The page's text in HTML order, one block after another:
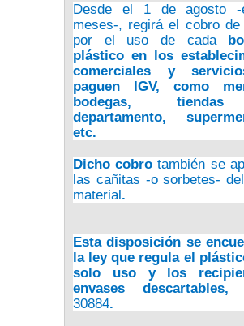
Desde el 1 de agosto -
meses-, regirá el cobro
por el uso de cada
plástico en los
comerciales y
paguen IGV, como
bodegas,
departamento,
etc.
Dicho cobro también se
las cañitas -o sorbetes-
material.
Esta disposición se
la ley que regula el
solo uso y los
envases descartables,
30884.